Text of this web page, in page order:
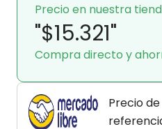
Precio en nuestra
"$15.321"
Compra directo y
Precio de